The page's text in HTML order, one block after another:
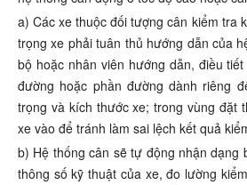
a) Các xe thuộc đối tượng cân kiểm tra
trọng xe phải tuân thủ hướng dẫn của
bộ hoặc nhân viên hướng dẫn, điều
đường hoặc phần đường dành riêng
trọng và kích thước xe; trong vùng đặt
xe vào để tránh làm sai lệch kết quả
b) Hệ thống cân sẽ tự động nhận dạng
thông số kỹ thuật của xe, đo lường